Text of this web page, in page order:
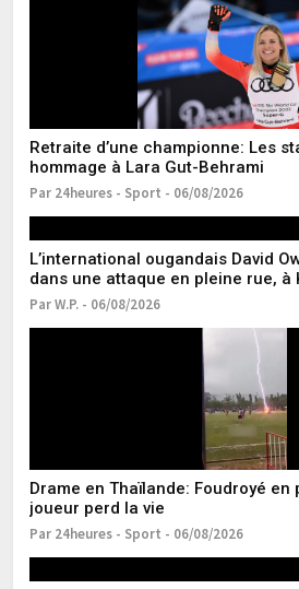
Retraite d’une championne: Les
hommage à Lara Gut-Behrami
Par 24heures - Sport - 06/08/2026
L’international ougandais David
dans une attaque en pleine rue, à
Par W.P. - 06/08/2026
Drame en Thaïlande: Foudroyé en
joueur perd la vie
Par 24heures - Sport - 06/08/2026